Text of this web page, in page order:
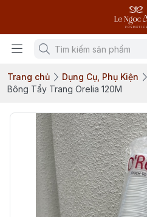
Trang chủ Dụng Cụ, Phụ Kiện
Bông Tẩy Trang Orelia 120M